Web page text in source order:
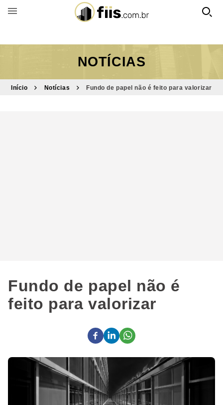
BUSCAR POR FUNDO
NOTÍCIAS
Início Notícias Fundo de papel não é feito para valorizar
Fundo de papel não é
feito para valorizar